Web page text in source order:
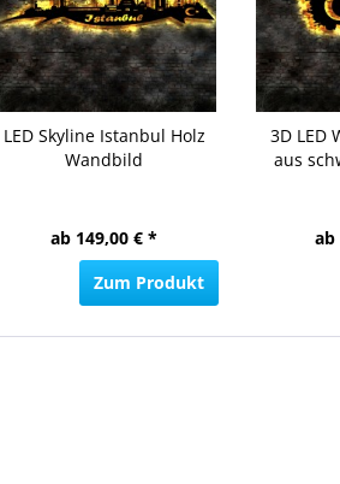
LED Skyline Istanbul Holz
Wandbild
ab 149,00 € *
Zum Produkt
3D LED
aus
ab